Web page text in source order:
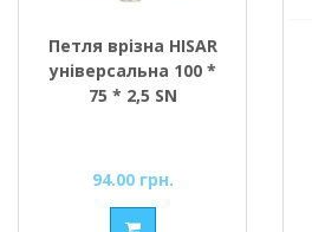
Петля врізна HISAR
універсальна 100 *
75 * 2,5 SN
94.00 грн.